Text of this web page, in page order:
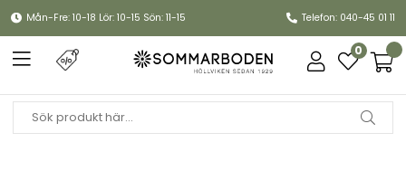
Mån-Fre: 10-18 Lör: 10-15 Sön: 11-15 Telefon: 040-45 01 11
0